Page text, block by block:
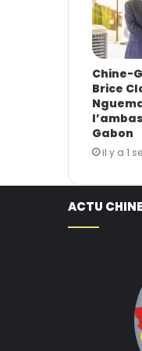
Chine-
Brice
Gabon
il y a 1
ACTU